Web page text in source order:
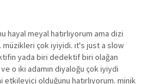
hayal meyal hatırlıyorum ama dizi
çok iyiyidi. ıt's just a slow
yada biri dedektif biri olağan
o iki adamın diyaloğu çok iyiydi
olduğunu hatırlıyorum. minik